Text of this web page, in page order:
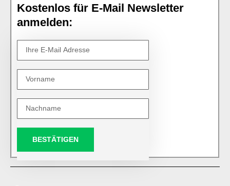
Kostenlos für E-Mail Newsletter
anmelden:
BESTÄTIGEN